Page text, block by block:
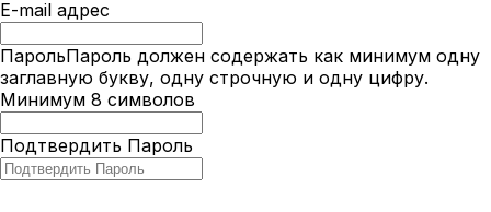
E-mail адрес
ПарольПароль должен содержать как минимум одну
заглавную букву, одну строчную и одну цифру.
Минимум 8 символов
Подтвердить Пароль